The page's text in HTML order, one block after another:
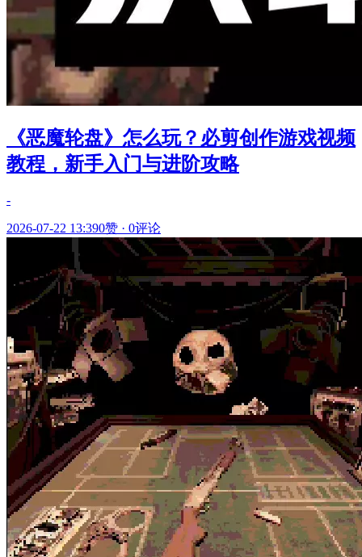
《恶魔轮盘》怎么玩？必剪创作游戏视频
教程，新手入门与进阶攻略
-
2026-07-22 13:390赞 · 0评论